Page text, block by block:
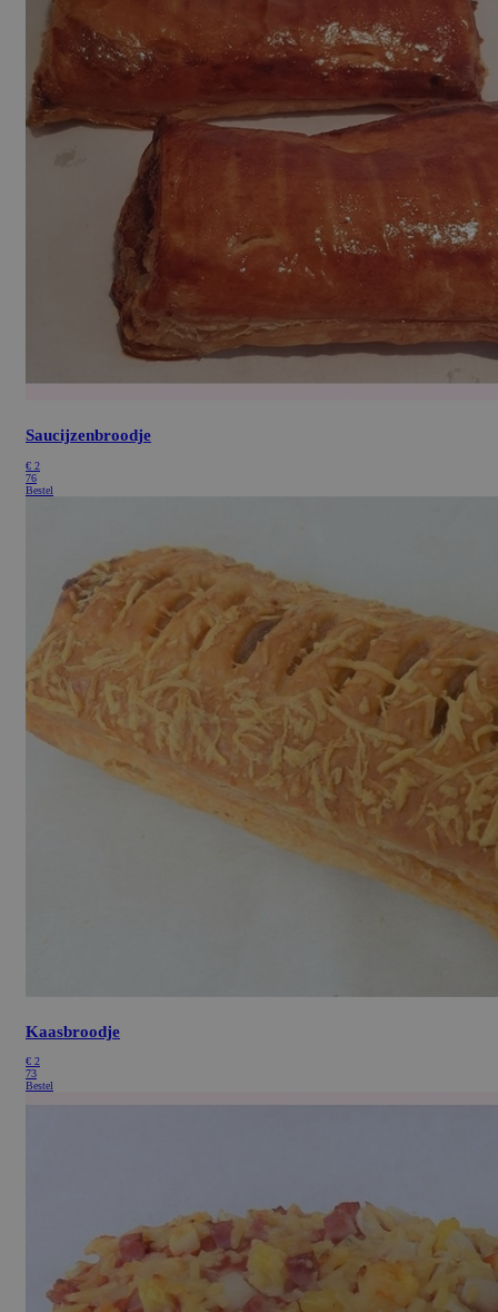
Saucijzenbroodje
€ 2
76
Bestel
Kaasbroodje
€ 2
73
Bestel